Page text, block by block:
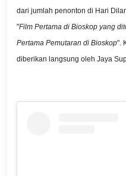
dari jumlah penonton di Hari
"Film Pertama di Bioskop yang
Pertama Pemutaran di Bioskop".
diberikan langsung oleh Jaya